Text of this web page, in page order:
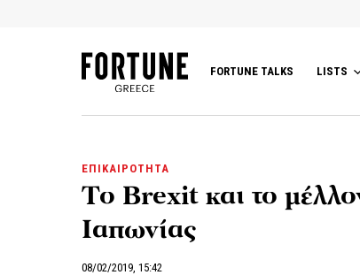
FORTUNE TALKS LISTS
ΕΠΙΚΑΙΡΟΤΗΤΑ
To Brexit και το
Ιαπωνίας
08/02/2019, 15:42